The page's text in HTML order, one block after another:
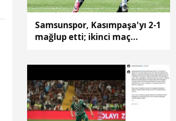
Samsunspor, Kasımpaşa'yı 2-1
mağlup etti; ikinci maç